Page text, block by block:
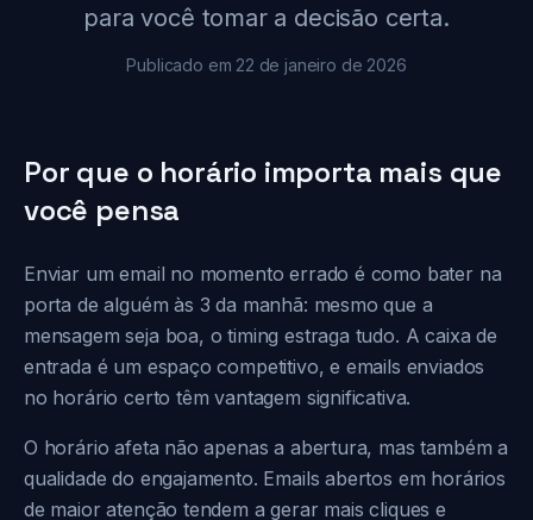
para você tomar a decisão certa.
Publicado em 22 de janeiro de 2026
Por que o horário importa mais que
você pensa
Enviar um email no momento errado é como bater na
porta de alguém às 3 da manhã: mesmo que a
mensagem seja boa, o timing estraga tudo. A caixa de
entrada é um espaço competitivo, e emails enviados
no horário certo têm vantagem significativa.
O horário afeta não apenas a abertura, mas também a
qualidade do engajamento. Emails abertos em horários
de maior atenção tendem a gerar mais cliques e